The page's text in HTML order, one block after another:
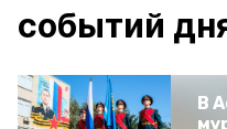
событий
В